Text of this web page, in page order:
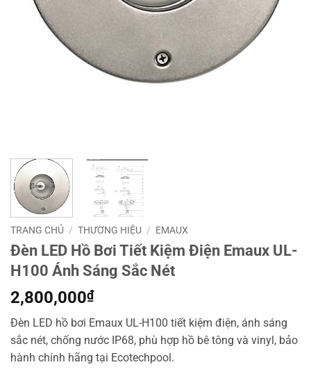
TRANG CHỦ / THƯƠNG HIỆU / EMAUX
Đèn LED Hồ Bơi Tiết Kiệm Điện Emaux UL-
H100 Ánh Sáng Sắc Nét
2,800,000₫
Đèn LED hồ bơi Emaux UL-H100 tiết kiệm điện, ánh sáng
sắc nét, chống nước IP68, phù hợp hồ bê tông và vinyl, bảo
hành chính hãng tại Ecotechpool.